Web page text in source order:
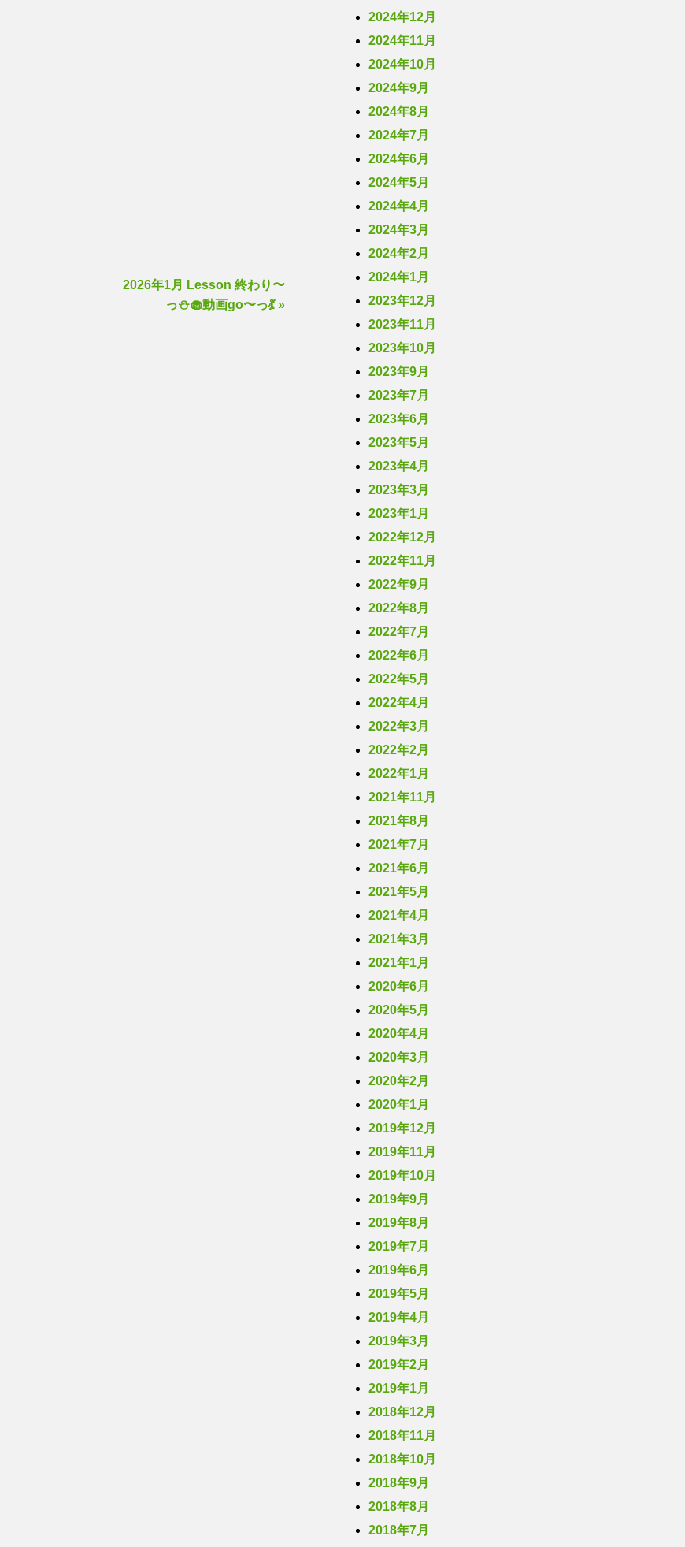
2026年1月 Lesson 終わり〜
っ⛄️🧁動画go〜っ💃 »
2024年12月
2024年11月
2024年10月
2024年9月
2024年8月
2024年7月
2024年6月
2024年5月
2024年4月
2024年3月
2024年2月
2024年1月
2023年12月
2023年11月
2023年10月
2023年9月
2023年7月
2023年6月
2023年5月
2023年4月
2023年3月
2023年1月
2022年12月
2022年11月
2022年9月
2022年8月
2022年7月
2022年6月
2022年5月
2022年4月
2022年3月
2022年2月
2022年1月
2021年11月
2021年8月
2021年7月
2021年6月
2021年5月
2021年4月
2021年3月
2021年1月
2020年6月
2020年5月
2020年4月
2020年3月
2020年2月
2020年1月
2019年12月
2019年11月
2019年10月
2019年9月
2019年8月
2019年7月
2019年6月
2019年5月
2019年4月
2019年3月
2019年2月
2019年1月
2018年12月
2018年11月
2018年10月
2018年9月
2018年8月
2018年7月